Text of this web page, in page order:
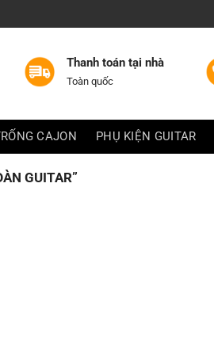
Thanh toán tại nhà
Toàn quốc
CAJON PHỤ KIỆN GUITAR
GUITAR”